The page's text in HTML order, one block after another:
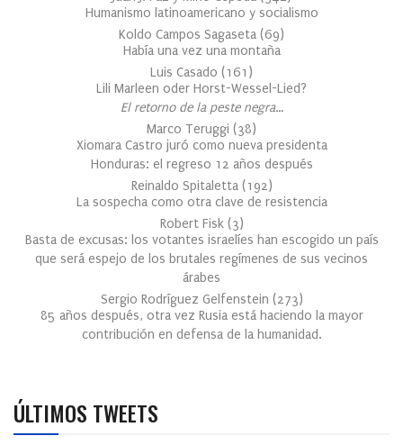
Humanismo latinoamericano y socialismo
Koldo Campos Sagaseta (69)
Había una vez una montaña
Luis Casado (161 )
Lili Marleen oder Horst-Wessel-Lied?
El retorno de la peste negra…
Marco Teruggi (38)
Xiomara Castro juró como nueva presidenta
Honduras: el regreso 12 años después
Reinaldo Spitaletta (192)
La sospecha como otra clave de resistencia
Robert Fisk (3)
Basta de excusas: los votantes israelíes han escogido un país
que será espejo de los brutales regímenes de sus vecinos
árabes
Sergio Rodríguez Gelfenstein (273)
85 años después, otra vez Rusia está haciendo la mayor
contribución en defensa de la humanidad.
ÚLTIMOS TWEETS